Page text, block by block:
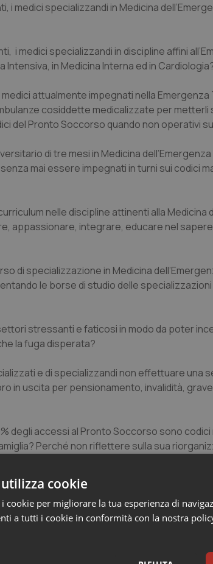
i medici specializzandi in Medicina
i medici specializzandi in discipline affini
in Medicina Interna ed in
attualmente impegnati nella
cosiddette medicalizzate per metterli
del Pronto Soccorso quando non operativi
di tre mesi in Medicina
mai essere impegnati in turni sui codici
nelle discipline attinenti alla Medicina
appassionare, integrare, educare nel
di specializzazione in Medicina
le borse di studio delle specializzazioni
stressanti e faticosi in modo da poter
la fuga disperata?
e di specializzandi non effettuare una
in uscita per pensionamento, invalidità,
degli accessi al Pronto Soccorso sono codici
Perché non riflettere sulla sua
in team con infermieri ed altri operatori
( Patient Centred Medical Home)? Oggi in
Case della Salute invece di essere
con medici ed infermieri in guardia che
Medicina dell’Emergenza-Urgenza e
cookie
cookie per migliorare la tua esperienza di
a tutti i cookie in conformità con la nostra